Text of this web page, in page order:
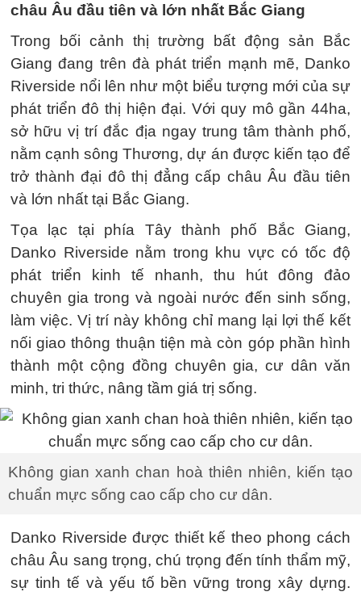
châu Âu đầu tiên và lớn nhất Bắc Giang
Trong bối cảnh thị trường bất động sản Bắc
Giang đang trên đà phát triển mạnh mẽ, Danko
Riverside nổi lên như một biểu tượng mới của sự
phát triển đô thị hiện đại. Với quy mô gần 44ha,
sở hữu vị trí đắc địa ngay trung tâm thành phố,
nằm cạnh sông Thương, dự án được kiến tạo để
trở thành đại đô thị đẳng cấp châu Âu đầu tiên
và lớn nhất tại Bắc Giang.
Tọa lạc tại phía Tây thành phố Bắc Giang,
Danko Riverside nằm trong khu vực có tốc độ
phát triển kinh tế nhanh, thu hút đông đảo
chuyên gia trong và ngoài nước đến sinh sống,
làm việc. Vị trí này không chỉ mang lại lợi thế kết
nối giao thông thuận tiện mà còn góp phần hình
thành một cộng đồng chuyên gia, cư dân văn
minh, tri thức, nâng tầm giá trị sống.
Không gian xanh chan hoà thiên nhiên, kiến tạo
chuẩn mực sống cao cấp cho cư dân.
Danko Riverside được thiết kế theo phong cách
châu Âu sang trọng, chú trọng đến tính thẩm mỹ,
sự tinh tế và yếu tố bền vững trong xây dựng.